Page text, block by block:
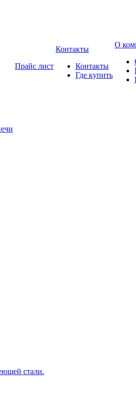
Прайс лист
Контакты
Контакты
Где купить
О